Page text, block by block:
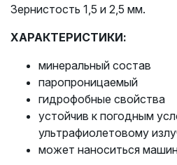
Зернистость 1,5 и 2,5 мм.
ХАРАКТЕРИСТИКИ:
минеральный состав
паропроницаемый
гидрофобные свойства
устойчив к погодным
ультрафиолетовому
может наноситься